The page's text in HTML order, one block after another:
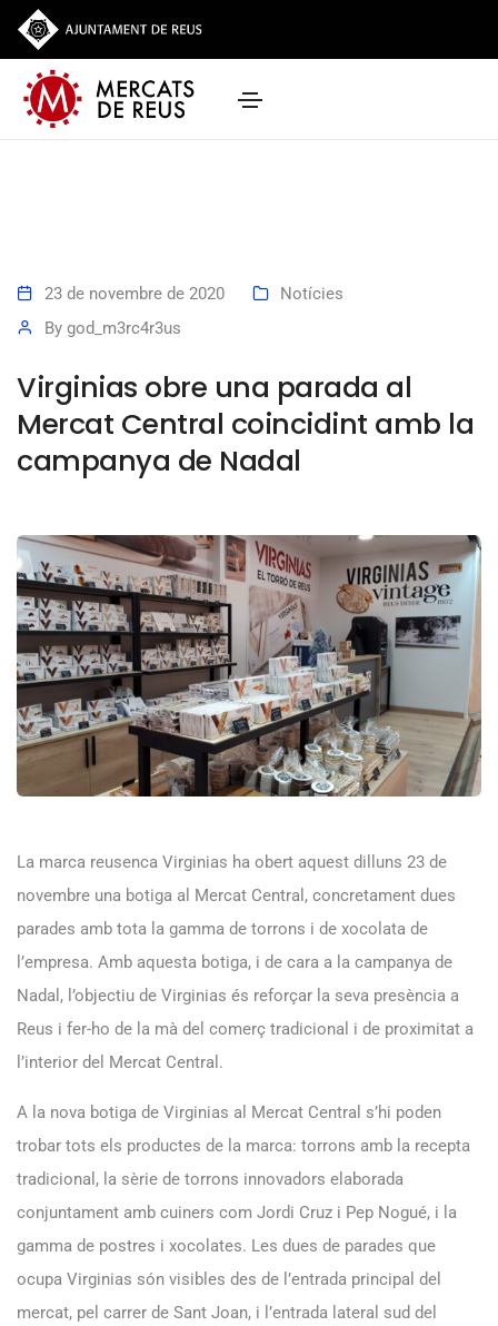
23 de novembre de 2020
Notícies
By god_m3rc4r3us
Virginias obre una parada al
Mercat Central coincidint amb la
campanya de Nadal
La marca reusenca Virginias ha obert aquest dilluns 23 de
novembre una botiga al Mercat Central, concretament dues
parades amb tota la gamma de torrons i de xocolata de
l’empresa. Amb aquesta botiga, i de cara a la campanya de
Nadal, l’objectiu de Virginias és reforçar la seva presència a
Reus i fer-ho de la mà del comerç tradicional i de proximitat a
l’interior del Mercat Central.
A la nova botiga de Virginias al Mercat Central s’hi poden
trobar tots els productes de la marca: torrons amb la recepta
tradicional, la sèrie de torrons innovadors elaborada
conjuntament amb cuiners com Jordi Cruz i Pep Nogué, i la
gamma de postres i xocolates. Les dues de parades que
ocupa Virginias són visibles des de l’entrada principal del
mercat, pel carrer de Sant Joan, i l’entrada lateral sud del